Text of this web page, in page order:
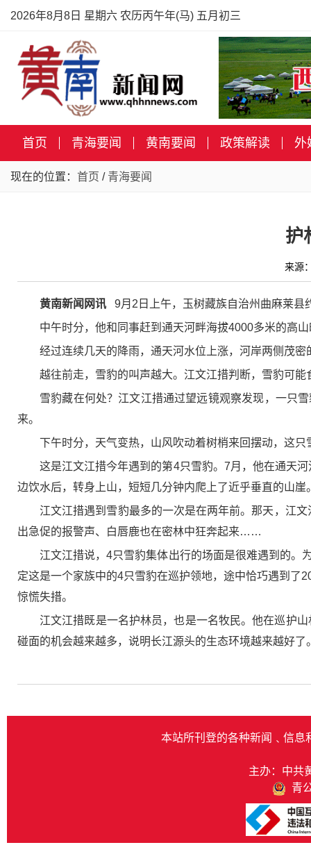
2026年8月8日 星期六 农历丙午年(马) 五月初三
首页 青海要闻 黄南要闻 政策解读 外
现在的位置： 首页 / 青海要闻
护
来源
黄南新闻网讯
9月2日上午，玉树藏族自治州曲麻莱
中午时分，他和同事赶到通天河畔海拔4000多米的高
经过连续几天的降雨，通天河水位上涨，河岸两侧茂
越往前走，雪豹的叫声越大。江文江措判断，雪豹可
雪豹藏在何处？江文江措通过望远镜观察发现，一只
来。
下午时分，天气变热，山风吹动着树梢来回摆动，这
这是江文江措今年遇到的第4只雪豹。7月，他在通天
边饮水后，转身上山，短短几分钟内爬上了近乎垂直的山崖
江文江措遇到雪豹最多的一次是在两年前。那天，江
出急促的报警声、白唇鹿也在密林中狂奔起来……
江文江措说，4只雪豹集体出行的场面是很难遇到的。
定这是一个家族中的4只雪豹在巡护领地，途中恰巧遇到了
惊慌失措。
江文江措既是一名护林员，也是一名牧民。他在巡护
碰面的机会越来越多，说明长江源头的生态环境越来越好了
本站所刊登的各种新闻﹑信息
主办：中共
青